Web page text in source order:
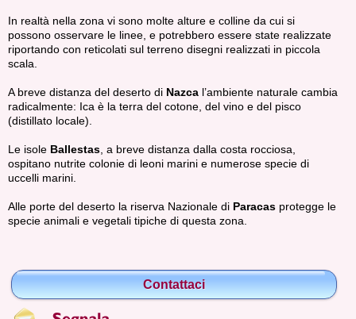
In realtà nella zona vi sono molte alture e colline da cui si
possono osservare le linee, e potrebbero essere state realizzate
riportando con reticolati sul terreno disegni realizzati in piccola
scala.
A breve distanza del deserto di Nazca l’ambiente naturale cambia
radicalmente: Ica è la terra del cotone, del vino e del pisco
(distillato locale).
Le isole Ballestas , a breve distanza dalla costa rocciosa,
ospitano nutrite colonie di leoni marini e numerose specie di
uccelli marini.
Alle porte del deserto la riserva Nazionale di Paracas protegge le
specie animali e vegetali tipiche di questa zona.
Contattaci